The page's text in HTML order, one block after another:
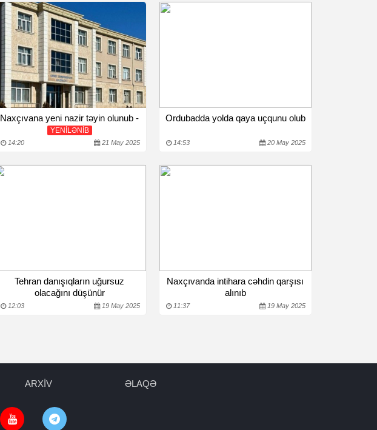
Naxçıvana yeni nazir təyin olunub -
YENİLƏNİB
14:20 21 May 2025
Ordubadda yolda qaya uçqunu olub
14:53 20 May 2025
Tehran danışıqların uğursuz
olacağını düşünür
12:03 19 May 2025
Naxçıvanda intihara cəhdin qarşısı
alınıb
11:37 19 May 2025
ARXİV ƏLAQƏ